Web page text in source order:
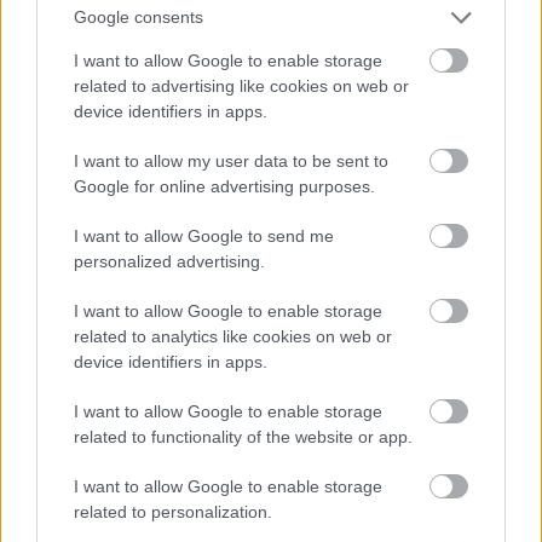
Google consents
I want to allow Google to enable storage
related to advertising like cookies on web or
device identifiers in apps.
I want to allow my user data to be sent to
Google for online advertising purposes.
I want to allow Google to send me
personalized advertising.
I want to allow Google to enable storage
related to analytics like cookies on web or
device identifiers in apps.
I want to allow Google to enable storage
related to functionality of the website or app.
I want to allow Google to enable storage
related to personalization.
@Daniel M.: Tudom, persze, de ha egyszer, de
hogy miért szarják le a vidéket, akkor elfogadnám.
Szerintem ebből az új 30 darabból remek
eredményeket lehetne elérni a Balaton déli partján
tompysoft
17 éve
@tompysoft: mármint nem csak siófokig, hanem
akász Bsztgyörgyig, neadjisten Keszthelyig.
Az Építész
@dontals: